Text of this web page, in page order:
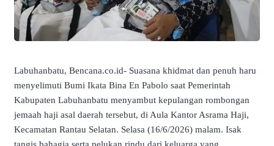
Labuhanbatu, Bencana.co.id- Suasana khidmat dan penuh haru
menyelimuti Bumi Ikata Bina En Pabolo saat Pemerintah
Kabupaten Labuhanbatu menyambut kepulangan rombongan
jemaah haji asal daerah tersebut, di Aula Kantor Asrama Haji,
Kecamatan Rantau Selatan. Selasa (16/6/2026) malam. Isak
tangis bahagia serta pelukan rindu dari keluarga yang